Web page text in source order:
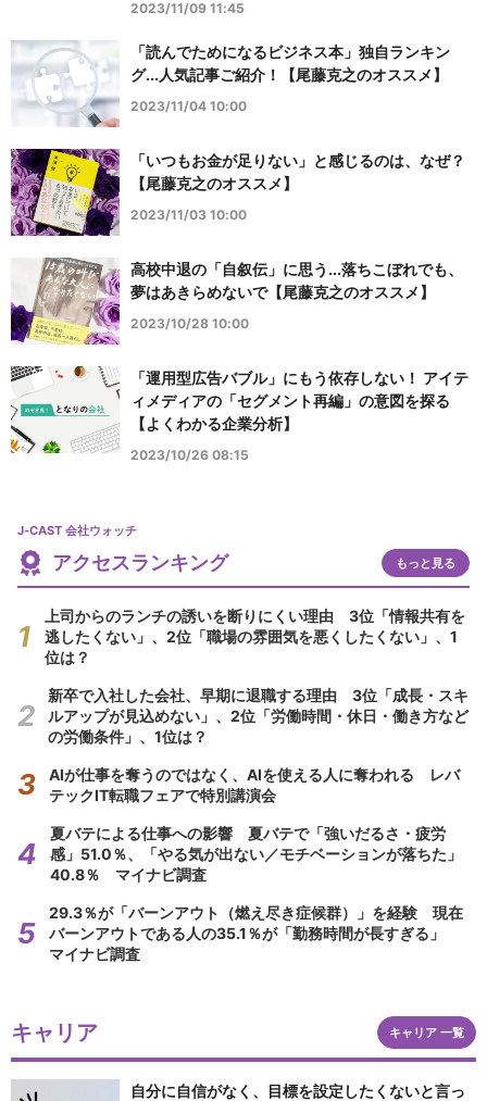
2023/11/09 11:45
「読んでためになるビジネス本」独自ランキン
グ...人気記事ご紹介！【尾藤克之のオススメ】
2023/11/04 10:00
「いつもお金が足りない」と感じるのは、なぜ？
【尾藤克之のオススメ】
2023/11/03 10:00
高校中退の「自叙伝」に思う...落ちこぼれでも、
夢はあきらめないで【尾藤克之のオススメ】
2023/10/28 10:00
「運用型広告バブル」にもう依存しない！ アイテ
ィメディアの「セグメント再編」の意図を探る
【よくわかる企業分析】
2023/10/26 08:15
J-CAST 会社ウォッチ
アクセスランキング もっと見る
上司からのランチの誘いを断りにくい理由 3位「情報共有を
逃したくない」、2位「職場の雰囲気を悪くしたくない」、1
位は？
新卒で入社した会社、早期に退職する理由 3位「成長・スキ
ルアップが見込めない」、2位「労働時間・休日・働き方など
の労働条件」、1位は？
AIが仕事を奪うのではなく、AIを使える人に奪われる レバ
テックIT転職フェアで特別講演会
夏バテによる仕事への影響 夏バテで「強いだるさ・疲労
感」51.0％、「やる気が出ない／モチベーションが落ちた」
40.8％ マイナビ調査
29.3％が「バーンアウト（燃え尽き症候群）」を経験 現在
バーンアウトである人の35.1％が「勤務時間が長すぎる」
マイナビ調査
キャリア キャリア 一覧
自分に自信がなく、目標を設定したくないと言っ